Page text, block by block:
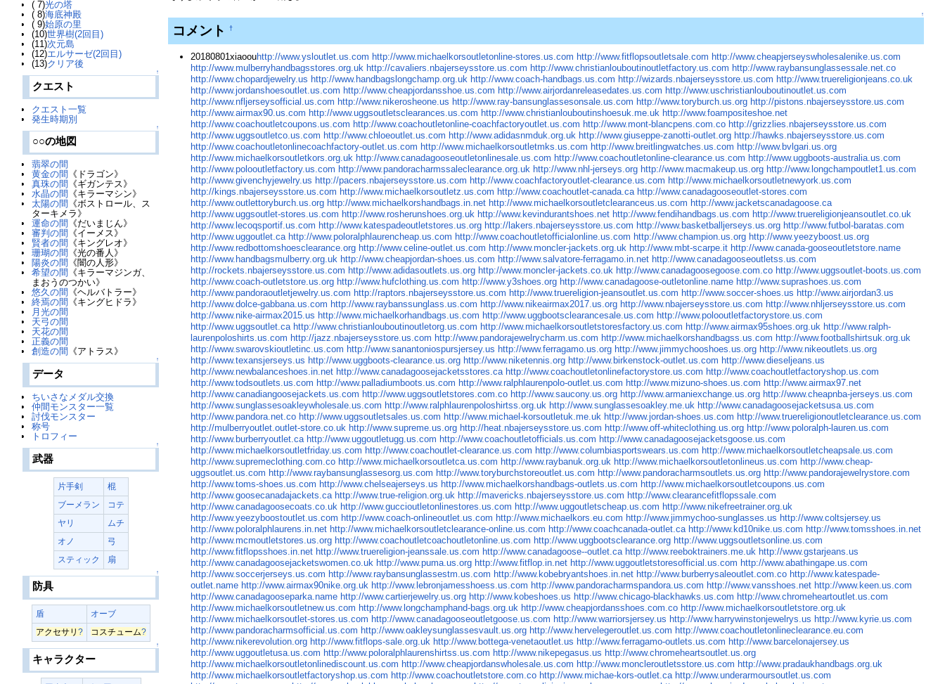
( 7)光の塔
( 8)海底神殿
( 9)始原の里
(10)世界樹(2回目)
(11)次元島
(12)エルサーゼ(2回目)
(13)クリア後
↑
クエスト
クエスト一覧
発生時期別
↑
○○の地図
翡翠の間
黄金の間 《ドラゴン》
真珠の間 《ギガンテス》
水晶の間 《キラーマシン》
太陽の間 《ボストロール、ス
ターキメラ》
運命の間 《だいまじん》
審判の間 《イーメス》
賢者の間 《キングレオ》
珊瑚の間 《光の番人》
陽炎の間 《闇の人形》
希望の間 《キラーマジンガ、
まおうのつかい》
悠久の間 《ヘルバトラー》
終焉の間 《キングヒドラ》
月光の間
天弓の間
天花の間
正義の間
創造の間 《アトラス》
↑
データ
ちいさなメダル交換
仲間モンスター一覧
討伐モンスター
称号
トロフィー
↑
武器
片手剣
棍
ブーメラン
コテ
ヤリ
ムチ
オノ
弓
スティック
扇
↑
防具
盾
オーブ
アクセサリ ? コスチューム?
↑
キャラクター
↑
コメント†
20180801xiaoouhttp://www.ysloutlet.us.com http://www.michaelkorsoutletonline-stores.us.com http://www.fitflopsoutletsale.com http://www.cheapjerseyswholesalenike.us.com
http://www.mulberryhandbagsstores.org.uk http://cavaliers.nbajerseysstore.us.com http://www.christianlouboutinoutletfactory.us.com http://www.raybansunglassessale.net.co
http://www.chopardjewelry.us http://www.handbagslongchamp.org.uk http://www.coach-handbags.us.com http://wizards.nbajerseysstore.us.com http://www.truereligionjeans.co.uk
http://www.jordanshoesoutlet.us.com http://www.cheapjordansshoe.us.com http://www.airjordanreleasedates.us.com http://www.uschristianlouboutinoutlet.us.com
http://www.nfljerseysofficial.us.com http://www.nikerosheone.us http://www.ray-bansunglassesonsale.us.com http://www.toryburch.us.org http://pistons.nbajerseysstore.us.com
http://www.airmax90.us.com http://www.uggsoutletsclearances.us.com http://www.christianlouboutinshoesuk.me.uk http://www.foampositeshoe.net
http://www.coachoutletcoupons.us.com http://www.coachoutletonline-coachfactoryoutlet.us.com http://www.mont-blancpens.com.co http://grizzlies.nbajerseysstore.us.com
http://www.uggsoutletco.us.com http://www.chloeoutlet.us.com http://www.adidasnmduk.org.uk http://www.giuseppe-zanotti-outlet.org http://hawks.nbajerseysstore.us.com
http://www.coachoutletonlinecoachfactory-outlet.us.com http://www.michaelkorsoutletmks.us.com http://www.breitlingwatches.us.com http://www.bvlgari.us.org
http://www.michaelkorsoutletkors.org.uk http://www.canadagooseoutletonlinesale.us.com http://www.coachoutletonline-clearance.us.com http://www.uggboots-australia.us.com
http://www.polooutletfactory.us.com http://www.pandoracharmssaleclearance.org.uk http://www.nhl-jerseys.org http://www.macmakeup.us.org http://www.longchampoutlet1.us.com
http://www.givenchyjewelry.us http://pacers.nbajerseysstore.us.com http://www.coachfactoryoutlet-clearance.us.com http://www.michaelkorsoutletnewyork.us.com
http://kings.nbajerseysstore.us.com http://www.michaelkorsoutletz.us.com http://www.coachoutlet-canada.ca http://www.canadagooseoutlet-stores.com
http://www.outlettoryburch.us.org http://www.michaelkorshandbags.in.net http://www.michaelkorsoutletclearanceus.us.com http://www.jacketscanadagoose.ca
http://www.uggsoutlet-stores.us.com http://www.rosherunshoes.org.uk http://www.kevindurantshoes.net http://www.fendihandbags.us.com http://www.truereligionjeansoutlet.co.uk
http://www.lecoqsportif.us.com http://www.katespadeoutletstores.us.org http://lakers.nbajerseysstore.us.com http://www.basketballjerseys.us.org http://www.futbol-baratas.com
http://www.uggoutlet.ca http://www.poloralphlaurencheap.us.com http://www.coachoutletofficialonline.us.com http://www.champion.us.org http://www.yeezyboost.us.org
http://www.redbottomshoesclearance.org http://www.celine-outlet.us.com http://www.moncler-jackets.org.uk http://www.mbt-scarpe.it http://www.canada-gooseoutletstore.name
http://www.handbagsmulberry.org.uk http://www.cheapjordan-shoes.us.com http://www.salvatore-ferragamo.in.net http://www.canadagooseoutletss.us.com
http://rockets.nbajerseysstore.us.com http://www.adidasoutlets.us.org http://www.moncler-jackets.co.uk http://www.canadagoosegoose.com.co http://www.uggsoutlet-boots.us.com
http://www.coach-outletstore.us.org http://www.hufclothing.us.com http://www.y3shoes.org http://www.canadagoose-outletonline.name http://www.suprashoes.us.com
http://www.pandoraoutletjewelry.us.com http://raptors.nbajerseysstore.us.com http://www.truereligion-jeansoutlet.us.com http://www.soccer-shoes.us http://www.airjordan3.us
http://www.dolce-gabbana.us.com http://www.raybanssunglass.us.com http://www.nikeairmax2017.us.org http://www.nbajerseysstore.us.com http://www.nhljerseysstore.us.com
http://www.nike-airmax2015.us http://www.michaelkorhandbags.us.com http://www.uggbootsclearancesale.us.com http://www.polooutletfactorystore.us.com
http://www.uggsoutlet.ca http://www.christianlouboutinoutletorg.us.com http://www.michaelkorsoutletstoresfactory.us.com http://www.airmax95shoes.org.uk http://www.ralph-
laurenpoloshirts.us.com http://jazz.nbajerseysstore.us.com http://www.pandorajewelrycharm.us.com http://www.michaelkorshandbagss.us.com http://www.footballshirtsuk.org.uk
http://www.swarovskioutletinc.us.com http://www.sanantoniospursjersey.us http://www.ferragamo.us.org http://www.jimmychooshoes.us.org http://www.nikeoutlets.us.org
http://www.texansjerseys.us http://www.uggboots-clearance.us.org http://www.niketennis.org http://www.birkenstock-outlet.us.com http://www.dieseljeans.us
http://www.newbalanceshoes.in.net http://www.canadagoosejacketsstores.ca http://www.coachoutletonlinefactorystore.us.com http://www.coachoutletfactoryshop.us.com
http://www.todsoutlets.us.com http://www.palladiumboots.us.com http://www.ralphlaurenpolo-outlet.us.com http://www.mizuno-shoes.us.com http://www.airmax97.net
http://www.canadiangoosejackets.us.com http://www.uggsoutletstores.com.co http://www.saucony.us.org http://www.armaniexchange.us.org http://www.cheapnba-jerseys.us.com
http://www.sunglassesoakleywholesale.us.com http://www.ralphlaurenpoloshirtss.org.uk http://www.sunglassesoakley.me.uk http://www.canadagoosejacketsusa.us.com
http://www.pandora.net.co http://www.uggsoutletsales.us.com http://www.michael-korsoutletuk.me.uk http://www.jordan-shoes.us.com http://www.truereligionoutletclearance.us.com
http://mulberryoutlet.outlet-store.co.uk http://www.supreme.us.org http://heat.nbajerseysstore.us.com http://www.off-whiteclothing.us.org http://www.poloralph-lauren.us.com
http://www.burberryoutlet.ca http://www.uggoutletugg.us.com http://www.coachoutletofficials.us.com http://www.canadagoosejacketsgoose.us.com
http://www.michaelkorsoutletfriday.us.com http://www.coachoutlet-clearance.us.com http://www.columbiasportswears.us.com http://www.michaelkorsoutletcheapsale.us.com
http://www.supremeclothing.com.co http://www.michaelkorsoutletca.us.com http://www.raybanuk.org.uk http://www.michaelkorsoutletonlineus.us.com http://www.cheap-
uggsoutlet.us.com http://www.raybansunglassesorg.us.com http://www.toryburchstoreoutlet.us.com http://www.pandoracharmsoutlets.us.org http://www.pandorajewelrystore.com
http://www.toms-shoes.us.com http://www.chelseajerseys.us http://www.michaelkorshandbags-outlets.us.com http://www.michaelkorsoutletcoupons.us.com
http://www.goosecanadajackets.ca http://www.true-religion.org.uk http://mavericks.nbajerseysstore.us.com http://www.clearancefitflopssale.com
http://www.canadagoosecoats.co.uk http://www.guccioutletonlinestores.us.com http://www.uggoutletscheap.us.com http://www.nikefreetrainer.org.uk
http://www.yeezyboostoutlet.us.com http://www.coach-onlineoutlet.us.com http://www.michaelkors.eu.com http://www.jimmychoo-sunglasses.us http://www.coltsjersey.us
http://www.poloralphlaurens.in.net http://www.michaelkorsoutletclearance-online.us.com http://www.coachcanada-outlet.ca http://www.kd10nike.us.com http://www.tomsshoes.in.net
http://www.mcmoutletstores.us.org http://www.coachoutletcoachoutletonline.us.com http://www.uggbootsclearance.org http://www.uggsoutletsonline.us.com
http://www.fitflopsshoes.in.net http://www.truereligion-jeanssale.us.com http://www.canadagoose--outlet.ca http://www.reeboktrainers.me.uk http://www.gstarjeans.us
http://www.canadagoosejacketswomen.co.uk http://www.puma.us.org http://www.fitflop.in.net http://www.uggoutletstoresofficial.us.com http://www.abathingape.us.com
http://www.soccerjerseys.us.com http://www.raybansunglassestm.us.com http://www.kobebryantshoes.in.net http://www.burberrysaleoutlet.com.co http://www.katespade-
outlet.name http://www.airmax90nike.org.uk http://www.lebronjamesshoess.us.com http://www.pandoracharmspandora.us.com http://www.vansshoes.net http://www.keen.us.com
http://www.canadagooseparka.name http://www.cartierjewelry.us.org http://www.kobeshoes.us http://www.chicago-blackhawks.us.com http://www.chromeheartoutlet.us.com
http://www.michaelkorsoutletnew.us.com http://www.longchamphand-bags.org.uk http://www.cheapjordansshoes.com.co http://www.michaelkorsoutletstore.org.uk
http://www.michaelkorsoutlet-stores.us.com http://www.canadagooseoutletgoose.us.com http://www.warriorsjersey.us http://www.harrywinstonjewelrys.us http://www.kyrie.us.com
http://www.pandoracharmsofficial.us.com http://www.oakleysunglassesvault.us.org http://www.hervelegeroutlet.us.com http://www.coachoutletonlineclearance.eu.com
http://www.nikerevolution.org http://www.fitflops-sale.org.uk http://www.bottega-venetaoutlet.us http://www.ferragamo-outlets.us.com http://www.barcelonajersey.us
http://www.uggoutletusa.us.com http://www.poloralphlaurenshirtss.us.com http://www.nikepegasus.us http://www.chromeheartsoutlet.us.org
http://www.michaelkorsoutletonlinediscount.us.com http://www.cheapjordanswholesale.us.com http://www.moncleroutletsstore.us.com http://www.pradaukhandbags.org.uk
http://www.michaelkorsoutletfactoryshop.us.com http://www.coachoutletstore.com.co http://www.michae-kors-outlet.ca http://www.underarmoursoutlet.us.com